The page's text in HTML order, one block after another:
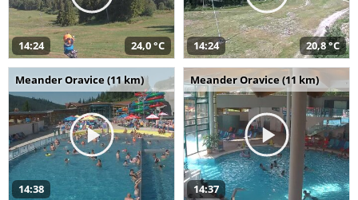
14:24 24,0 °C 14:24 20,8 °C
Meander Oravice (11 km)
14:38
Meander Oravice (11 km)
14:37